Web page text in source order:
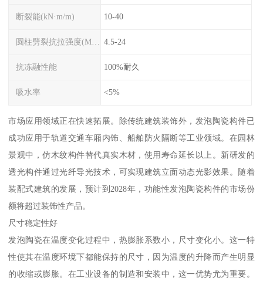
断裂能(kN·m/m) 10-40
圆柱劈裂抗拉强度(MPa) 4.5-24
抗冻融性能 100%耐久
吸水率 <5%
市场应用领域正在快速拓展。除传统建筑装饰外，发泡陶瓷构件已
成功应用于轨道交通车厢内饰、船舶防火隔断等工业领域。在园林
景观中，仿木纹构件替代真实木材，使用寿命延长以上。新研发的
透光构件通过光纤导光技术，可实现建筑立面动态光影效果。随着
装配式建筑的发展，预计到2028年，功能性发泡陶瓷构件的市场份
额将超过装饰性产品。
尺寸稳定性好
发泡陶瓷在温度变化过程中，热膨胀系数小，尺寸变化小。这一特
性使其在温度环境下都能保持的尺寸，因为温度的升降而产生明显
的收缩或膨胀。在工业设备的制造和安装中，这一优势尤为重要。